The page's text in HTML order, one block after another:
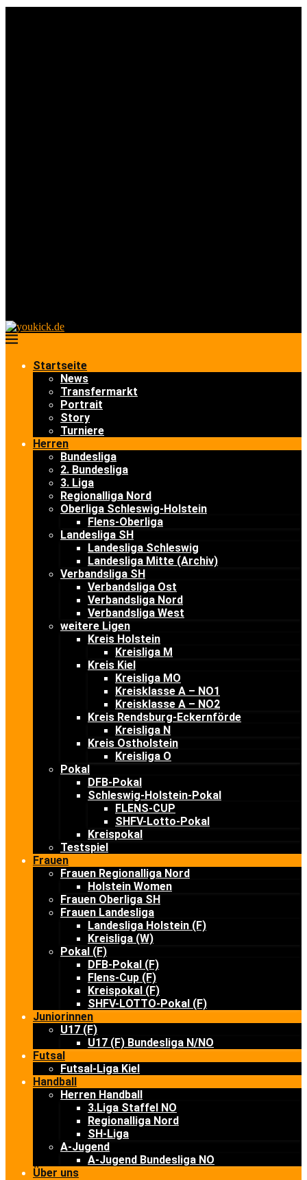
Startseite
News
Transfermarkt
Portrait
Story
Turniere
Herren
Bundesliga
2. Bundesliga
3. Liga
Regionalliga Nord
Oberliga Schleswig-Holstein
Flens-Oberliga
Landesliga SH
Landesliga Schleswig
Landesliga Mitte (Archiv)
Verbandsliga SH
Verbandsliga Ost
Verbandsliga Nord
Verbandsliga West
weitere Ligen
Kreis Holstein
Kreisliga M
Kreis Kiel
Kreisliga MO
Kreisklasse A – NO1
Kreisklasse A – NO2
Kreis Rendsburg-Eckernförde
Kreisliga N
Kreis Ostholstein
Kreisliga O
Pokal
DFB-Pokal
Schleswig-Holstein-Pokal
FLENS-CUP
SHFV-Lotto-Pokal
Kreispokal
Testspiel
Frauen
Frauen Regionalliga Nord
Holstein Women
Frauen Oberliga SH
Frauen Landesliga
Landesliga Holstein (F)
Kreisliga (W)
Pokal (F)
DFB-Pokal (F)
Flens-Cup (F)
Kreispokal (F)
SHFV-LOTTO-Pokal (F)
Juniorinnen
U17 (F)
U17 (F) Bundesliga N/NO
Futsal
Futsal-Liga Kiel
Handball
Herren Handball
3.Liga Staffel NO
Regionalliga Nord
SH-Liga
A-Jugend
A-Jugend Bundesliga NO
Über uns